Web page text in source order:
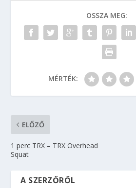
OSSZA MEG:
MÉRTÉK:
ELŐZŐ
1 perc TRX – TRX Overhead
Squat
A SZERZŐRŐL